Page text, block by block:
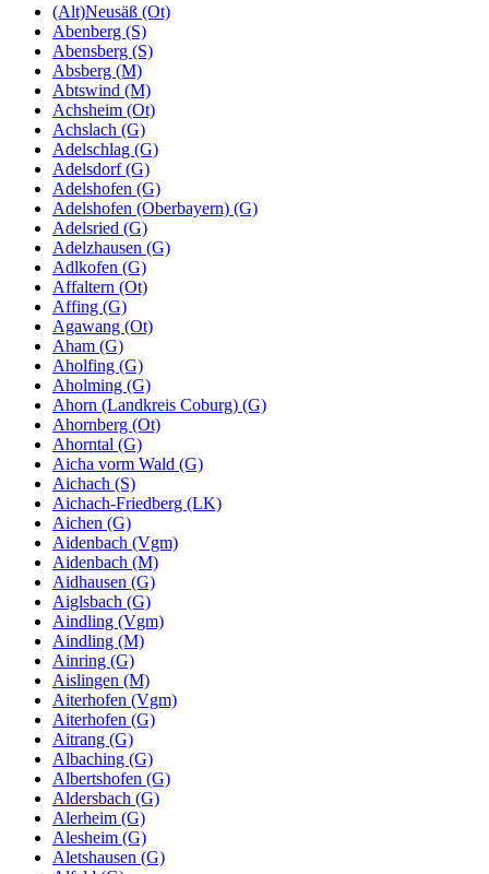
(Alt)Neusäß (Ot)
Abenberg (S)
Abensberg (S)
Absberg (M)
Abtswind (M)
Achsheim (Ot)
Achslach (G)
Adelschlag (G)
Adelsdorf (G)
Adelshofen (G)
Adelshofen (Oberbayern) (G)
Adelsried (G)
Adelzhausen (G)
Adlkofen (G)
Affaltern (Ot)
Affing (G)
Agawang (Ot)
Aham (G)
Aholfing (G)
Aholming (G)
Ahorn (Landkreis Coburg) (G)
Ahornberg (Ot)
Ahorntal (G)
Aicha vorm Wald (G)
Aichach (S)
Aichach-Friedberg (LK)
Aichen (G)
Aidenbach (Vgm)
Aidenbach (M)
Aidhausen (G)
Aiglsbach (G)
Aindling (Vgm)
Aindling (M)
Ainring (G)
Aislingen (M)
Aiterhofen (Vgm)
Aiterhofen (G)
Aitrang (G)
Albaching (G)
Albertshofen (G)
Aldersbach (G)
Alerheim (G)
Alesheim (G)
Aletshausen (G)